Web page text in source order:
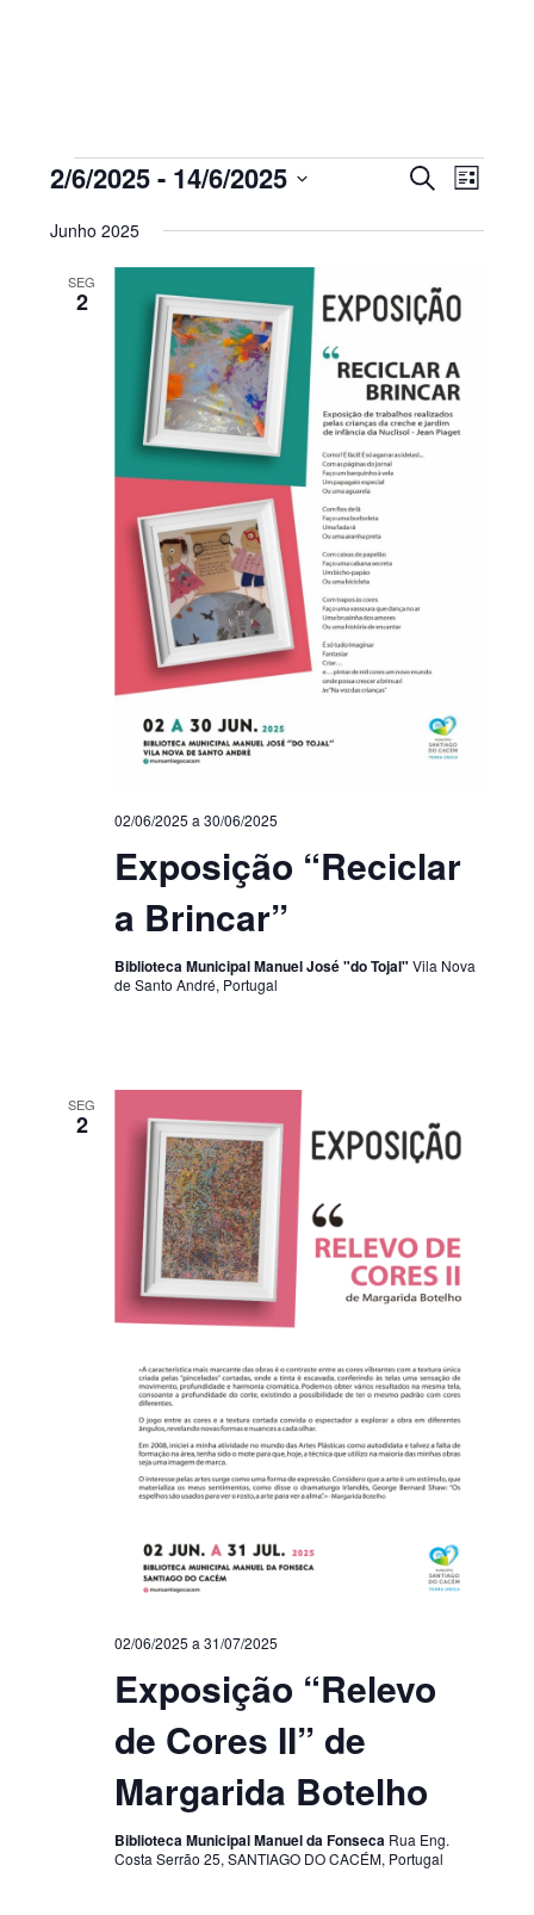
Eventos
de
pesquisa
de
PESQUISAR
de
LISTA
2/6/2025 - 14/6/2025
data.
Junho 2025
SEG
2
Exposição “Reciclar
a Brincar”
02/06/2025 a 30/06/2025
Biblioteca Municipal Manuel José "do Tojal" Vila Nova
de Santo André, Portugal
SEG
2
Exposição “Relevo
de Cores II” de
Margarida Botelho
02/06/2025 a 31/07/2025
Biblioteca Municipal Manuel da Fonseca Rua Eng.
Costa Serrão 25, SANTIAGO DO CACÉM, Portugal